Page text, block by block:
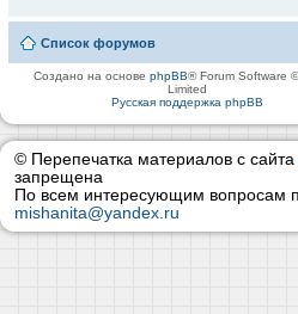
Список форумов
Создано на основеphpBB® Forum Software
Limited
Русская поддержка phpBB
© Перепечатка материалов с сайта
запрещена
По всем интересующим вопросам
mishanita@yandex.ru